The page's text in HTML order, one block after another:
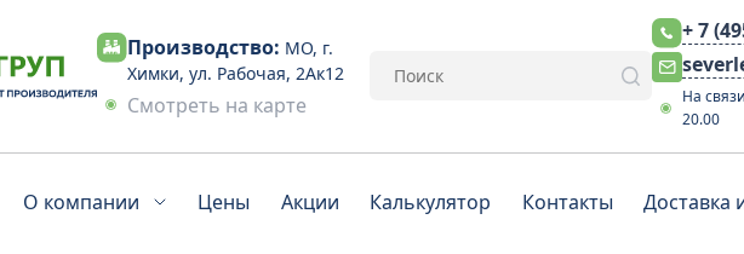
Производство: МО, г.
Химки, ул. Рабочая, 2Ак12
Смотреть на карте
+ 7
На
20.00
О компании Цены Акции Калькулятор Контакты Доставка